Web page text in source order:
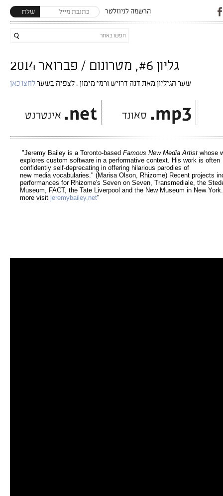
הרשמה לניוזלטר שלח
גליון #6, מטרונום / פברואר 2014
שער הגיליון מאת דנה דרויש ורמי מימון . לצפיה בשערלחצו כאן
"Jeremy Bailey is a Toronto-based Famous New Media Artist whose
explores custom software in a performative context. His work is often
confidently self-deprecating in offering hilarious parodies of
new media vocabularies." (Marisa Olson, Rhizome) Recent projects
performances for Rhizome's Seven on Seven, Transmediale, the
Museum, FACT, the Tate Liverpool and the New Museum in New
more visit jeremybailey.net"